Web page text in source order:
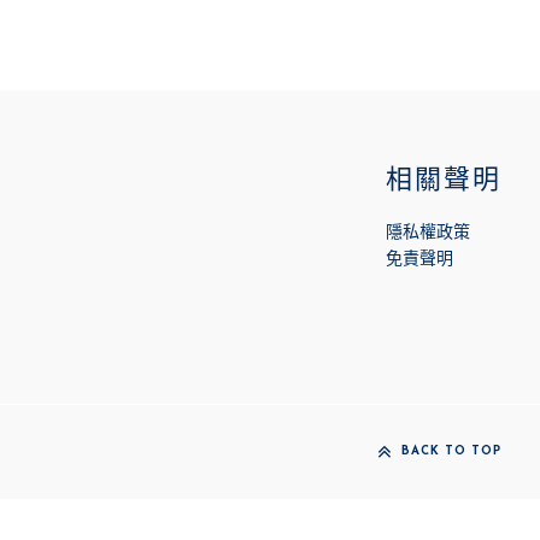
相關聲明
隱私權政策
免責聲明
BACK TO TOP